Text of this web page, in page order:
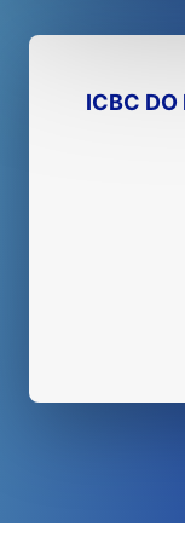
ICBC DO